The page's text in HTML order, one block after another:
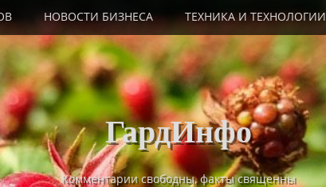
НОВОСТИ БИЗНЕСА ТЕХНИКА И ТЕХНОЛОГИИ
ГардИнфо
Комментарии свободны, факты священны